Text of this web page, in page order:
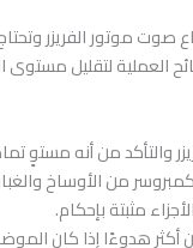
صوت موتور الفريزر
العملية لتقليل
والتأكد من أنه مستوٍ
من الأوساخ
مثبتة بإحكام.
أكثر هدوءًا إذا كان